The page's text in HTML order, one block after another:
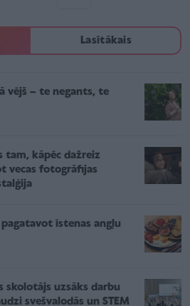
Lasītākais
vējš – te negants, te
tam, kāpēc dažreiz
vecas fotogrāfijas
īstenas angļu
skolotājs uzsāks darbu
svešvalodās un STEM